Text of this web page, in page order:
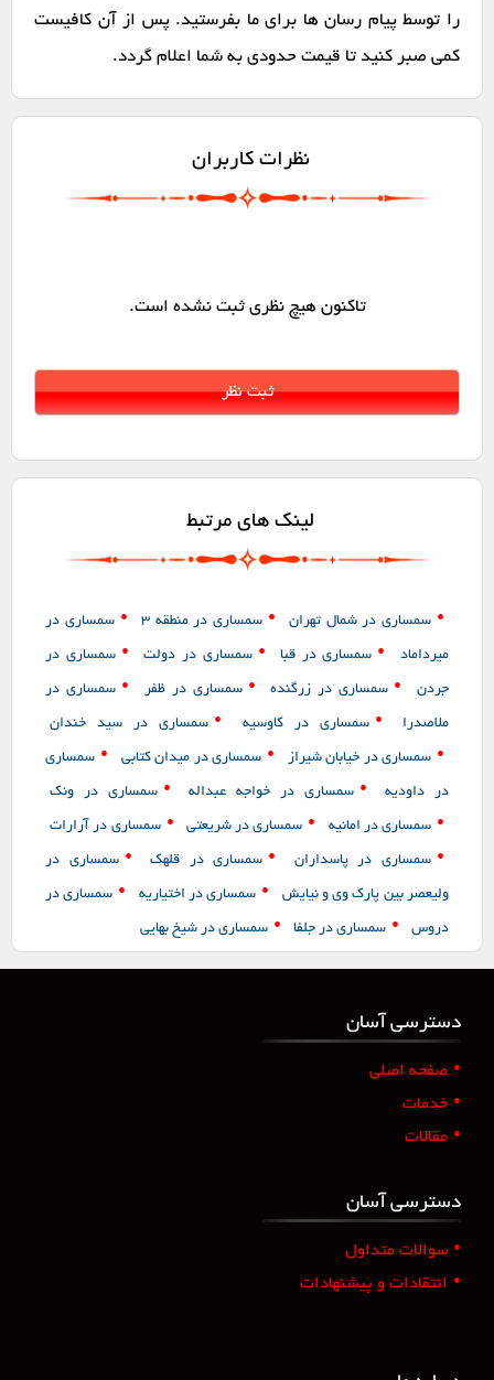
را توسط پیام رسان ها برای ما بفرستید. پس از آن کافیست
کمی صبر کنید تا قیمت حدودی به شما اعلام گردد.
نظرات کاربران
تاکنون هیچ نظری ثبت نشده است.
لینک های مرتبط
• سمساری در شمال تهران • سمساری در منطقه 3 • سمساری در
میرداماد • سمساری در قبا • سمساری در دولت • سمساری در
جردن • سمساری در زرگنده • سمساری در ظفر • سمساری در
ملاصدرا • سمساری در کاوسیه • سمساری در سید خندان
• سمساری در خیابان شیراز • سمساری در میدان کتابی • سمساری
در داودیه • سمساری در خواجه عبداله • سمساری در ونک
• سمساری در امانیه • سمساری در شریعتی • سمساری در آرارات
• سمساری در پاسداران • سمساری در قلهک • سمساری در
ولیعصر بین پارک وی و نیایش • سمساری در اختیاریه • سمساری در
دروس • سمساری در جلفا • سمساری در شیخ بهایی
دسترسی آسان
• صفحه اصلی
• خدمات
• مقالات
دسترسی آسان
• سوالات متداول
• انتقادات و پیشنهادات